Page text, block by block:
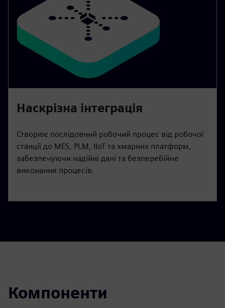
Наскрізна інтеграція
Створює послідовний робочий процес від робочої
станції до MES, PLM, IIoT та хмарних платформ,
забезпечуючи надійні дані та безперебійне
виконання процесів.
Компоненти